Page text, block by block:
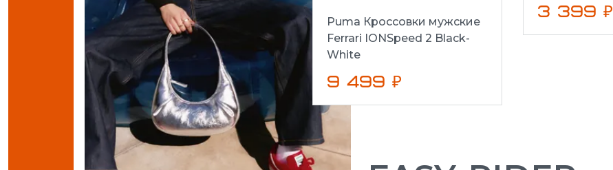
Puma Кроссовки мужские
Ferrari IONSpeed 2 Black-
White
9 499 ₽
3 399 ₽